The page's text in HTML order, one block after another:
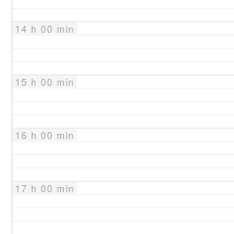
14 h 00 min
15 h 00 min
16 h 00 min
17 h 00 min